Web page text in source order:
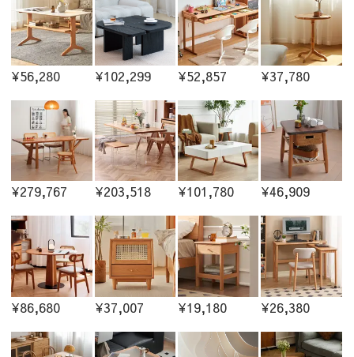
¥56,280 ¥102,299 ¥52,857 ¥37,780
¥279,767 ¥203,518 ¥101,780 ¥46,909
¥86,680 ¥37,007 ¥19,180 ¥26,380